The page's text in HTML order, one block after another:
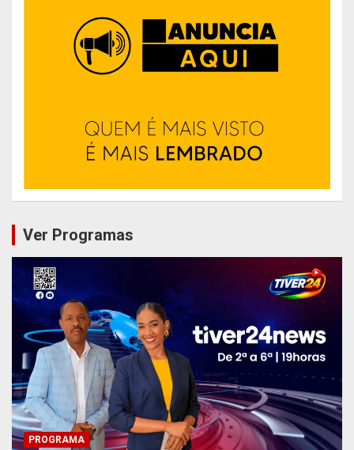
Ver Programas
PROGRAMA